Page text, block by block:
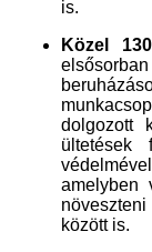
is.
Közel
dolgozott
ültetések
amelyben
között is.